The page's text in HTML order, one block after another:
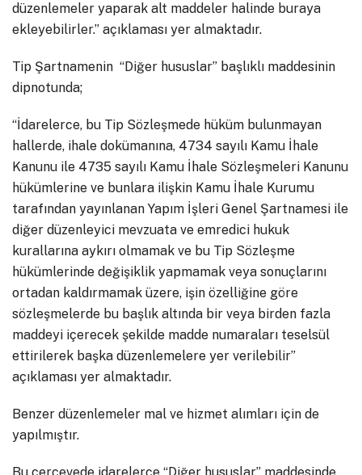
düzenlemeler yaparak alt maddeler halinde buraya
ekleyebilirler.” açıklaması yer almaktadır.
Tip Şartnamenin “Diğer hususlar” başlıklı maddesinin
dipnotunda;
“İdarelerce, bu Tip Sözleşmede hüküm bulunmayan
hallerde, ihale dokümanına, 4734 sayılı Kamu İhale
Kanunu ile 4735 sayılı Kamu İhale Sözleşmeleri Kanunu
hükümlerine ve bunlara ilişkin Kamu İhale Kurumu
tarafından yayınlanan Yapım İşleri Genel Şartnamesi ile
diğer düzenleyici mevzuata ve emredici hukuk
kurallarına aykırı olmamak ve bu Tip Sözleşme
hükümlerinde değişiklik yapmamak veya sonuçlarını
ortadan kaldırmamak üzere, işin özelliğine göre
sözleşmelerde bu başlık altında bir veya birden fazla
maddeyi içerecek şekilde madde numaraları teselsül
ettirilerek başka düzenlemelere yer verilebilir”
açıklaması yer almaktadır.
Benzer düzenlemeler mal ve hizmet alımları için de
yapılmıştır.